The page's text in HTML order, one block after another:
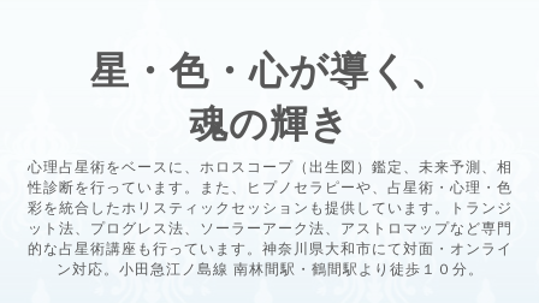
星・色・心が導く、
魂の輝き
心理占星術をベースに、ホロスコープ（出生図）鑑定、未来予測、相
性診断を行っています。また、ヒプノセラピーや、占星術・心理・色
彩を統合したホリスティックセッションも提供しています。トランジ
ット法、プログレス法、ソーラーアーク法、アストロマップなど専門
的な占星術講座も行っています。神奈川県大和市にて対面・オンライ
ン対応。小田急江ノ島線 南林間駅・鶴間駅より徒歩１０分。